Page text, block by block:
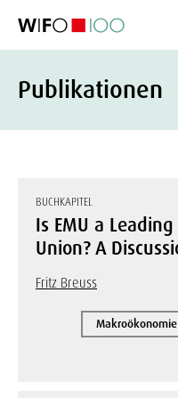
Publikationen
BUCHKAPITEL
Is EMU a
Union? A
Fritz Breuss